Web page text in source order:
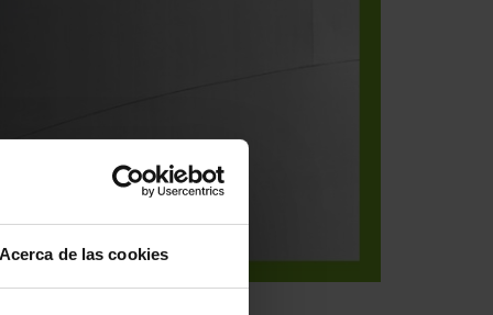
Acerca de las cookies